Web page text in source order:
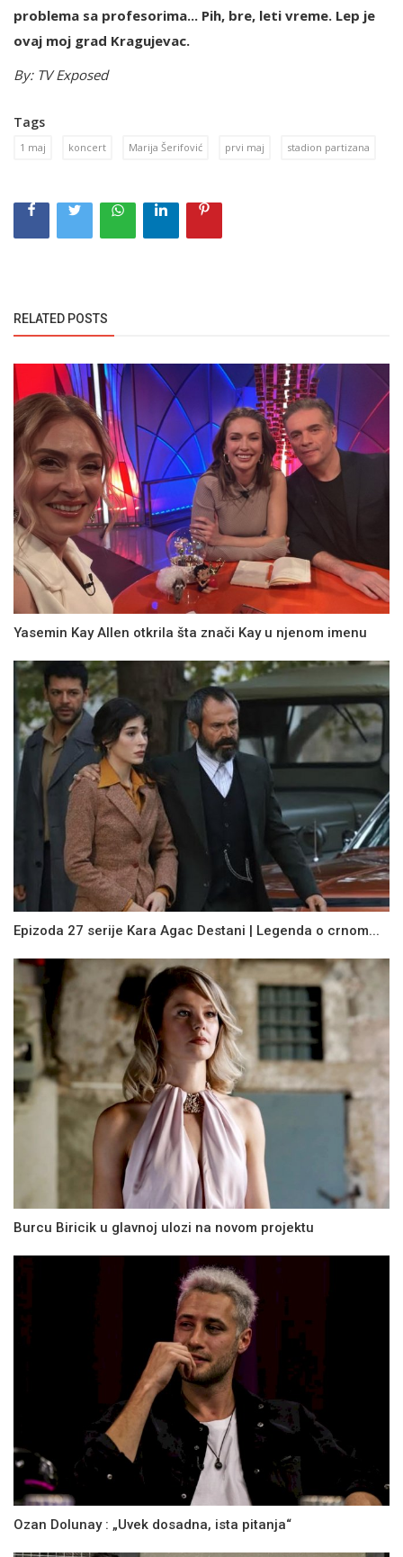
problema sa profesorima... Pih, bre, leti vreme. Lep je
ovaj moj grad Kragujevac.
By: TV Exposed
Tags
1 maj koncert Marija Šerifović prvi maj stadion partizana
RELATED POSTS
Yasemin Kay Allen otkrila šta znači Kay u njenom imenu
Epizoda 27 serije Kara Agac Destani | Legenda o crnom...
Burcu Biricik u glavnoj ulozi na novom projektu
Ozan Dolunay : „Uvek dosadna, ista pitanja“